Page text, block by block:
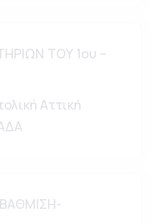
ΤΟΥ 1ου –
Αττική